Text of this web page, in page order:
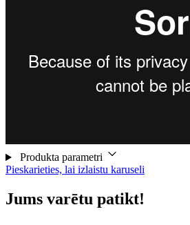
Produkta parametri
Pieskarieties, lai izlaistu karuseli
Jums varētu patikt!